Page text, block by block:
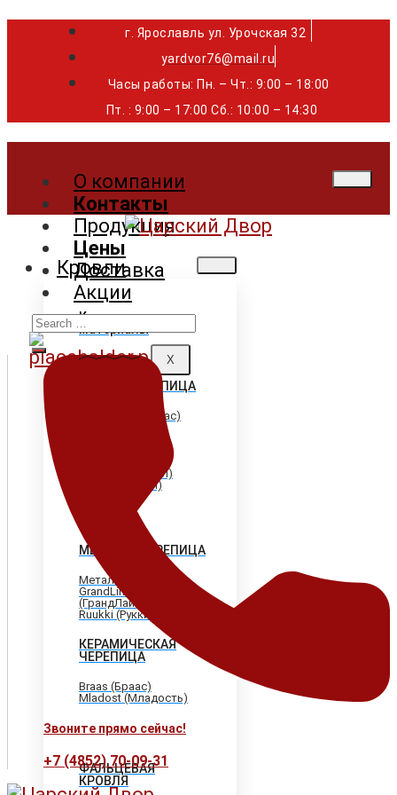
г. Ярославль ул. Урочская 32 ⁣⁣⁣⁣
yardvor76@mail.ru
Часы работы: Пн. – Чт.: 9:00 – 18:00
Пт. : 9:00 – 17:00 Сб.: 10:00 – 14:30
О компании
Контакты
Продукция
Цены
Доставка
Акции
X
Кровли
Кровельные
материалы
ГИБКАЯ ЧЕРЕПИЦА
Shinglas (Шинглас)
Katepal (Катепал)
Icopal (Икопал)
МЕТАЛЛОЧЕРЕПИЦА
МеталлПрофиль
GrandLine
(ГрандЛайн)
Ruukki (Рукки)
КЕРАМИЧЕСКАЯ
ЧЕРЕПИЦА
Braas (Браас)
Mladost (Младость)
ФАЛЬЦЕВАЯ
КРОВЛЯ
Search
for:
Звоните прямо сейчас!
+7 (4852) 70-09-31